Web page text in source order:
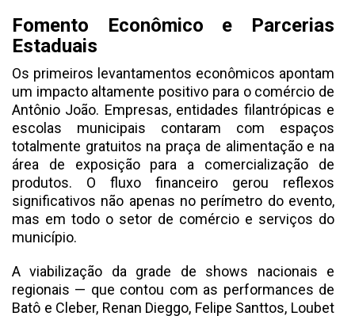
Fomento Econômico e Parcerias
Estaduais
Os primeiros levantamentos econômicos apontam
um impacto altamente positivo para o comércio de
Antônio João. Empresas, entidades filantrópicas e
escolas municipais contaram com espaços
totalmente gratuitos na praça de alimentação e na
área de exposição para a comercialização de
produtos. O fluxo financeiro gerou reflexos
significativos não apenas no perímetro do evento,
mas em todo o setor de comércio e serviços do
município.
A viabilização da grade de shows nacionais e
regionais — que contou com as performances de
Batô e Cleber, Renan Dieggo, Felipe Santtos, Loubet